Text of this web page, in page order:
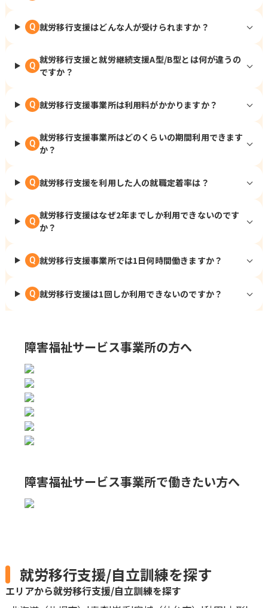
Q 就労移行支援はどんな人が受けられますか？
Q
就労移行支援と就労継続支援A型/B型とは何が違うの
ですか？
Q 就労移行支援事業所は利用料がかかりますか？
Q
就労移行支援事業所はどのくらいの期間利用できます
か？
Q 就労移行支援を利用した人の就職定着率は？
Q
就労移行支援はなぜ2年までしか利用できないのです
か？
Q 就労移行支援事業所では1日何時間働きますか？
Q 就労移行支援は1回しか利用できないのですか？
障害福祉サービス事業所の方へ
障害福祉サービス事業所で働きたい方へ
就労移行支援/自立訓練を探す
エリアから就労移行支援/自立訓練を探す